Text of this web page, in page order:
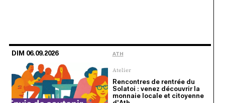
DIM 06.09.2026 ATH
Atelier
Rencontres de rentrée du
Solatoi : venez découvrir la
monnaie locale et citoyenne